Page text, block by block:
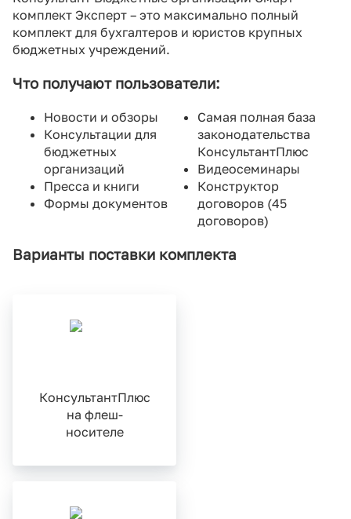
комплект Эксперт – это максимально полный
комплект для бухгалтеров и юристов крупных
бюджетных учреждений.
Что получают пользователи:
Новости и обзоры
Консультации для
бюджетных
организаций
Пресса и книги
Формы документов
Самая полная база
законодательства
КонсультантПлюс
Видеосеминары
Конструктор
договоров (45
договоров)
Варианты поставки комплекта
КонсультантПлюс
на флеш-
носителе